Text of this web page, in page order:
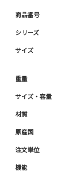
商品番号
シリーズ
サイズ
重量
サイズ・容量
材質
原産国
注文単位
機能